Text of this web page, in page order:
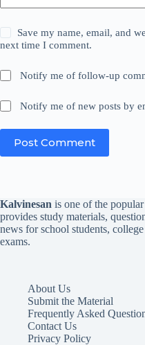
Save my name, email, and
next time I comment.
Notify me of follow-up
Notify me of new posts by
Post Comment
Kalvinesan is one of the
provides study materials,
news for school students,
exams.
About Us
Submit the Material
Frequently Asked
Contact Us
Privacy Policy